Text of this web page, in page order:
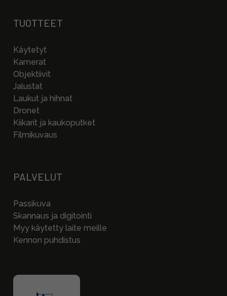
TUOTTEET
Käytetyt
Kamerat
Objektiivit
Jalustat
Laukut ja hihnat
Dronet
Kiikarit ja kaukoputket
Filmikuvaus
PALVELUT
Passikuva
Skannaus ja digitointi
Myy käytetty laite meille
Kennon puhdistus